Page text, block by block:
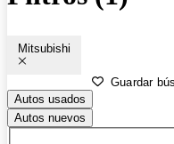
Mitsubishi
Guardar
Autos usados
Autos nuevos